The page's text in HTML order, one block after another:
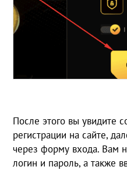
После этого вы увидите
регистрации на сайте,
через форму входа. Вам
логин и пароль, а также